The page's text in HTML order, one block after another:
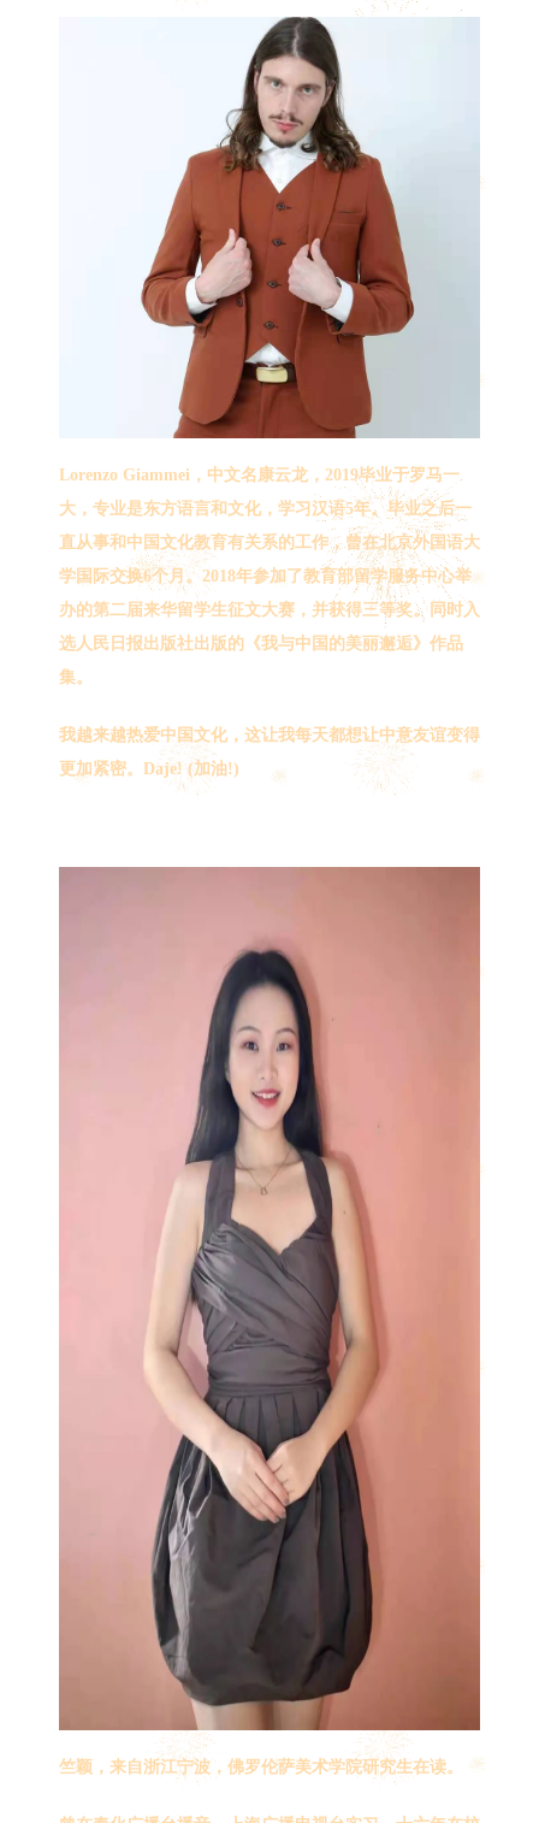
Lorenzo Giammei，中文名康云龙，2019毕业于罗马一
大，专业是东方语言和文化，学习汉语5年。毕业之后一
直从事和中国文化教育有关系的工作，曾在北京外国语大
学国际交换6个月。2018年参加了教育部留学服务中心举
办的第二届来华留学生征文大赛，并获得三等奖。同时入
选人民日报出版社出版的《我与中国的美丽邂逅》作品
集。
我越来越热爱中国文化，这让我每天都想让中意友谊变得
更加紧密。Daje! (加油!)
竺颖，来自浙江宁波，佛罗伦萨美术学院研究生在读。